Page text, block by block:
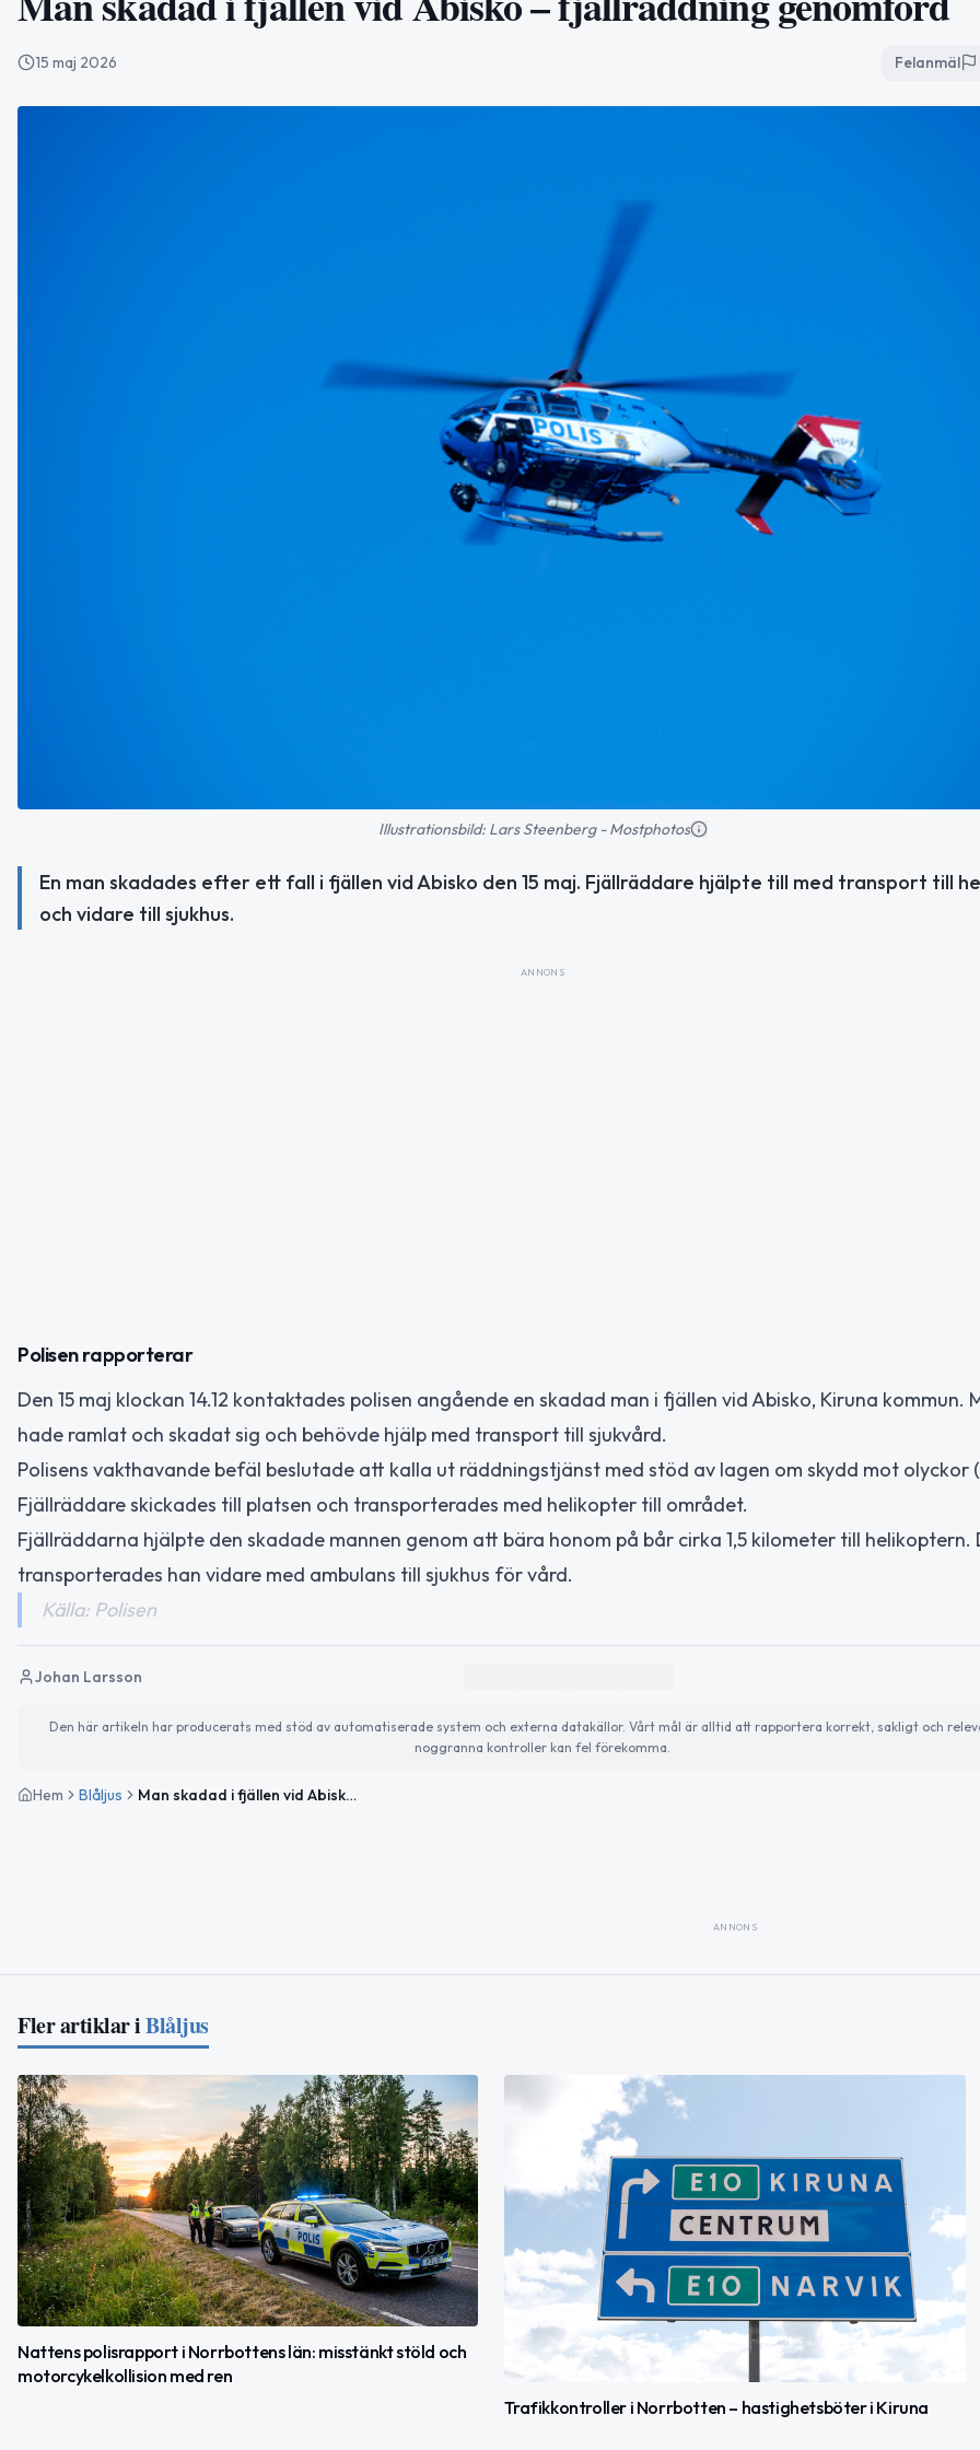
15 maj 2026 Felanmäl
Illustrationsbild: Lars Steenberg - Mostphotos
En man skadades efter ett fall i fjällen vid Abisko den 15 maj. Fjällräddare hjälpte till med transport till
och vidare till sjukhus.
ANNONS
Polisen rapporterar
Den 15 maj klockan 14.12 kontaktades polisen angående en skadad man i fjällen vid Abisko, Kiruna kommun.
hade ramlat och skadat sig och behövde hjälp med transport till sjukvård.
Polisens vakthavande befäl beslutade att kalla ut räddningstjänst med stöd av lagen om skydd mot olyckor
Fjällräddare skickades till platsen och transporterades med helikopter till området.
Fjällräddarna hjälpte den skadade mannen genom att bära honom på bår cirka 1,5 kilometer till
transporterades han vidare med ambulans till sjukhus för vård.
Källa: Polisen
Johan Larsson
Den här artikeln har producerats med stöd av automatiserade system och externa datakällor. Vårt mål är alltid att rapportera korrekt, sakligt och
noggranna kontroller kan fel förekomma.
Hem Blåljus Man skadad i fjällen vid Abisko – fjällräddning genomförd
ANNONS
Fler artiklar iBlåljus
Nattens polisrapport i Norrbottens län: misstänkt stöld och
motorcykelkollision med ren
Trafikkontroller i Norrbotten – hastighetsböter i Kiruna